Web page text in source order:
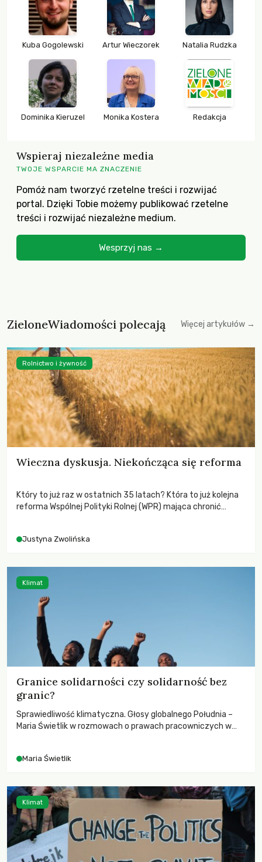
Kuba Gogolewski Artur Wieczorek Natalia Rudzka
Dominika Kieruzel Monika Kostera Redakcja
Wspieraj niezależne media
TWOJE WSPARCIE MA ZNACZENIE
Pomóż nam tworzyć rzetelne treści i rozwijać
portal. Dzięki Tobie możemy publikować rzetelne
treści i rozwijać niezależne medium.
Wesprzyj nas →
ZieloneWiadomości polecają Więcej artykułów →
Wieczna dyskusja. Niekończąca się reforma
Który to już raz w ostatnich 35 latach? Która to już kolejna
reforma Wspólnej Polityki Rolnej (WPR) mająca chronić
Justyna Zwolińska
Rolnictwo i żywność
Granice solidarności czy solidarność bez
granic?
Sprawiedliwość klimatyczna. Głosy globalnego Południa –
Maria Świetlik w rozmowach o prawach pracowniczych w
Maria Świetlik
Klimat
Klimat